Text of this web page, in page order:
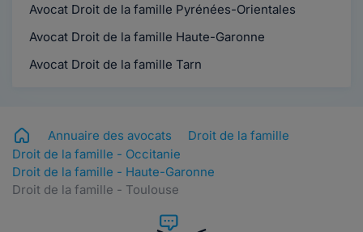
Avocat Droit de la famille Pyrénées-Orientales
Avocat Droit de la famille Haute-Garonne
Avocat Droit de la famille Tarn
Annuaire des avocats
Droit de la famille
Droit de la famille - Occitanie
Droit de la famille - Haute-Garonne
Droit de la famille - Toulouse